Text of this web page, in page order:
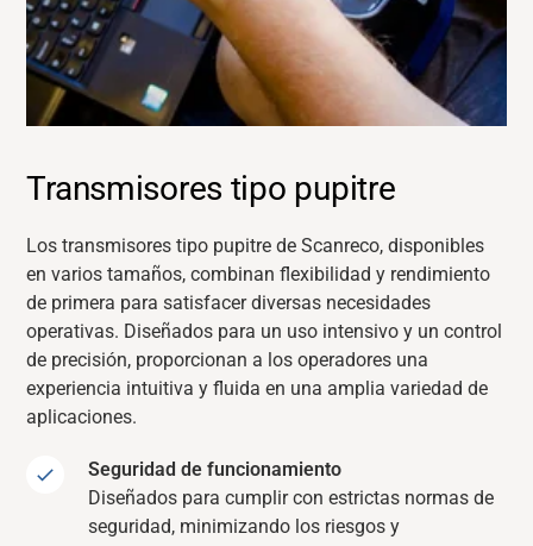
Transmisores tipo pupitre
Los transmisores tipo pupitre de Scanreco, disponibles
en varios tamaños, combinan flexibilidad y rendimiento
de primera para satisfacer diversas necesidades
operativas. Diseñados para un uso intensivo y un control
de precisión, proporcionan a los operadores una
experiencia intuitiva y fluida en una amplia variedad de
aplicaciones.
Seguridad de funcionamiento
Diseñados para cumplir con estrictas normas de
seguridad, minimizando los riesgos y